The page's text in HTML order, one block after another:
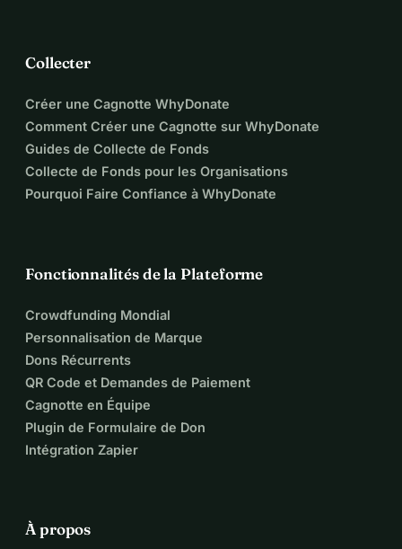
Collecter
Créer une Cagnotte WhyDonate
Comment Créer une Cagnotte sur WhyDonate
Guides de Collecte de Fonds
Collecte de Fonds pour les Organisations
Pourquoi Faire Confiance à WhyDonate
Fonctionnalités de la Plateforme
Crowdfunding Mondial
Personnalisation de Marque
Dons Récurrents
QR Code et Demandes de Paiement
Cagnotte en Équipe
Plugin de Formulaire de Don
Intégration Zapier
À propos